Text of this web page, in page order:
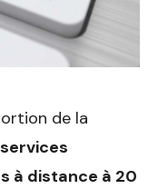
de la
à distance à 20